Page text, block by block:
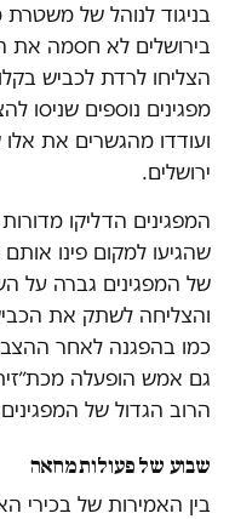
בניגוד לנוהל של
בירושלים לא חסמה את
הצליחו לרדת לכביש
מפגינים נוספים שניסו
ועודדו מהגשרים את
ירושלים.
המפגינים הדליקו
שהגיעו למקום פינו
של המפגינים גברה על
והצליחה לשתק את
כמו בהפגנה לאחר
גם אמש הופעלה
הרוב הגדול של
שבוע של פעולות מחאה
בין האמירות של בכירי